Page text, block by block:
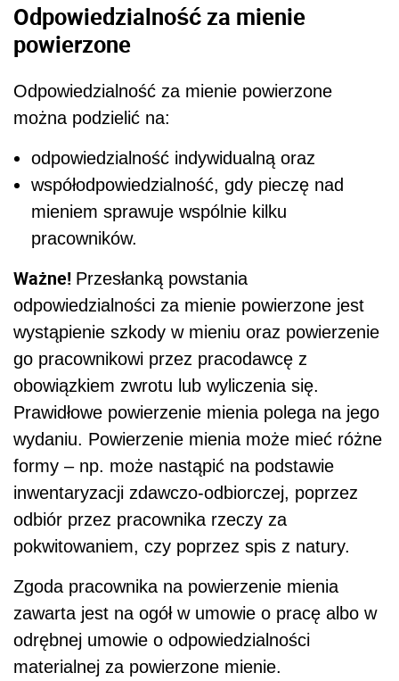
Odpowiedzialność za mienie
powierzone
Odpowiedzialność za mienie powierzone
można podzielić na:
odpowiedzialność indywidualną oraz
współodpowiedzialność, gdy pieczę nad
mieniem sprawuje wspólnie kilku
pracowników.
Ważne! Przesłanką powstania
odpowiedzialności za mienie powierzone jest
wystąpienie szkody w mieniu oraz powierzenie
go pracownikowi przez pracodawcę z
obowiązkiem zwrotu lub wyliczenia się.
Prawidłowe powierzenie mienia polega na jego
wydaniu. Powierzenie mienia może mieć różne
formy – np. może nastąpić na podstawie
inwentaryzacji zdawczo-odbiorczej, poprzez
odbiór przez pracownika rzeczy za
pokwitowaniem, czy poprzez spis z natury.
Zgoda pracownika na powierzenie mienia
zawarta jest na ogół w umowie o pracę albo w
odrębnej umowie o odpowiedzialności
materialnej za powierzone mienie.